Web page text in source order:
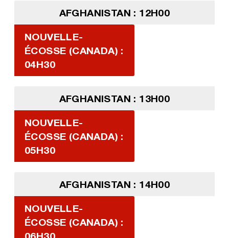
AFGHANISTAN : 12H00
NOUVELLE-
ÉCOSSE (CANADA) :
04H30
AFGHANISTAN : 13H00
NOUVELLE-
ÉCOSSE (CANADA) :
05H30
AFGHANISTAN : 14H00
NOUVELLE-
ÉCOSSE (CANADA) :
06H30